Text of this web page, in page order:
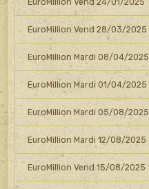
EuroMillion Vend 24/01/2025
EuroMillion Vend 28/03/2025
EuroMillion Mardi 08/04/2025
EuroMillion Mardi 01/04/2025
EuroMillion Mardi 05/08/2025
EuroMillion Mardi 12/08/2025
EuroMillion Vend 15/08/2025